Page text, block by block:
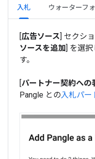
入札 ウォーターフ
広告ソース ] セクシ
ソースを追加 ] を選択
す。
パートナー契約への
Pangle との入札パー